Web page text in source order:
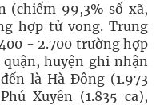
(chiếm 99,3% số xã,
hợp tử vong. Trung
- 2.700 trường hợp
huyện ghi nhận
là Hà Đông (1.973
Xuyên (1.835 ca),